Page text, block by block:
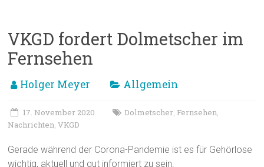
VKGD fordert Dolmetscher im
Fernsehen
Holger Meyer Allgemein
17. November 2020 Dolmetscher, Fernsehen,
Nachrichten,VKGD
Gerade während der Corona-Pandemie ist es für Gehörlose
wichtig, aktuell und gut informiert zu sein.